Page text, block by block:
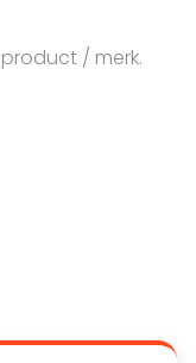
/ merk.